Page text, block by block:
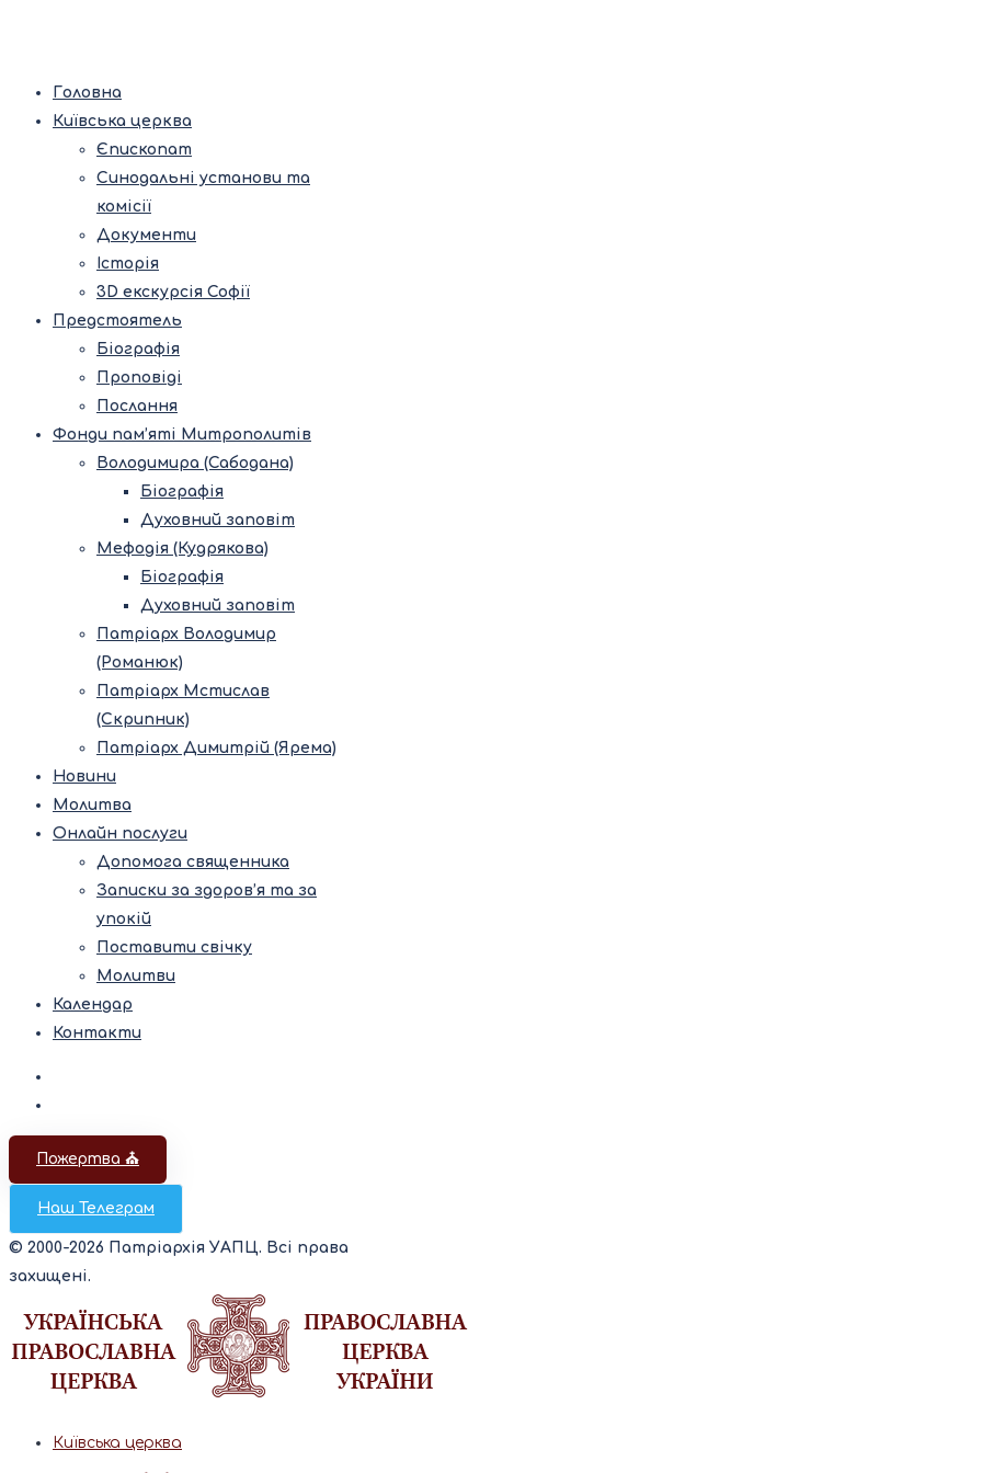
Головна
Київська церква
Єпископат
Синодальні установи та
комісії
Документи
Історія
3D екскурсія Софії
Предстоятель
Біографія
Проповіді
Послання
Фонди пам’яті Митрополитів
Володимира (Сабодана)
Біографія
Духовний заповіт
Мефодія (Кудрякова)
Біографія
Духовний заповіт
Патріарх Володимир
(Романюк)
Патріарх Мстислав
(Скрипник)
Патріарх Димитрій (Ярема)
Новини
Молитва
Онлайн послуги
Допомога священника
Записки за здоров’я та за
упокій
Поставити свічку
Молитви
Календар
Контакти
Пожертва ⛪️
Наш Телеграм
© 2000-2026 Патріархія УАПЦ. Всі права
захищені.
Київська церква